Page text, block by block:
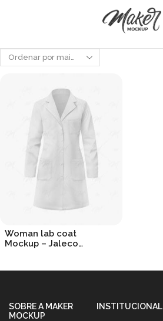
Woman lab coat
Mockup – Jaleco
SOBRE A MAKER
MOCKUP
INSTITUCIONAL